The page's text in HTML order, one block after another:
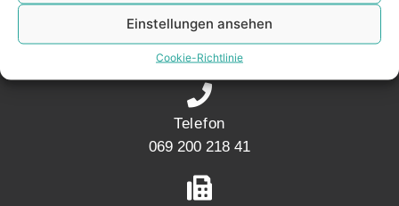
Einstellungen ansehen
Cookie-Richtlinie
Adresse
Mainwesthafen Immobilien Speicherstraße 5
60327 Frankfurt
Telefon
069 200 218 41